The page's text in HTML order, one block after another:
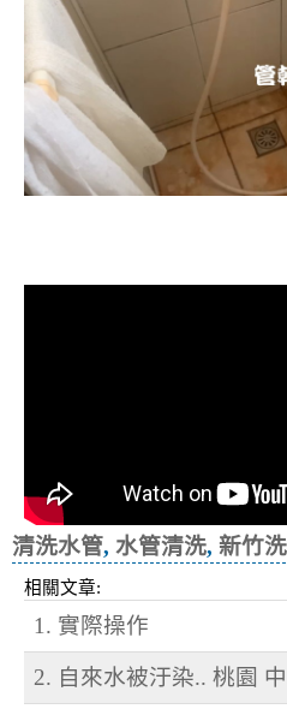
清洗水管, 水管清洗, 新竹
相關文章:
1. 實際操作
2. 自來水被汙染.. 桃園